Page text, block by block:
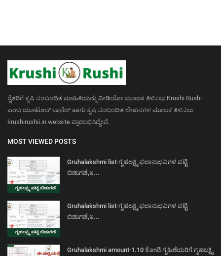
ರೈತರಿಗೆ ಕೃಷಿ ಸಂಬಂದಿತ ಮಾಹಿತಿಯನ್ನು ವೀಡಿಯೋ ಮೂಲಕ ತಿಳಿಸಲು Krushi Rushi
ಎಂಬ ಯೂಟೂಬ್ ಚಾನೆಲ್ ಹಾಗು ಕೃಷಿ ಸಂಬಂದಿತ ಲೇಖನಗಳ ಮೂಲಕ ತಿಳಿಸಲು
krushirushii.in website ಪ್ರಾರಂಭಿಸಿದ್ದೇವೆ.
MOST VIEWED POSTS
Gruhalakshmi list-ಗೃಹಲಕ್ಷ್ಮಿ ಫಲಾನುಭವಿಗಳ ಪಟ್ಟಿ
ಬಿಡುಗಡೆ,ಇ...
Gruhalakshmi list-ಗೃಹಲಕ್ಷ್ಮಿ ಫಲಾನುಭವಿಗಳ ಪಟ್ಟಿ
ಬಿಡುಗಡೆ,ಇ...
Gruhalakshmi amount-1.10 ಕೋಟಿ ಗೃಹಿಣೆಯರಿಗೆ ಗೃಹಲಕ್ಷ್ಮಿ